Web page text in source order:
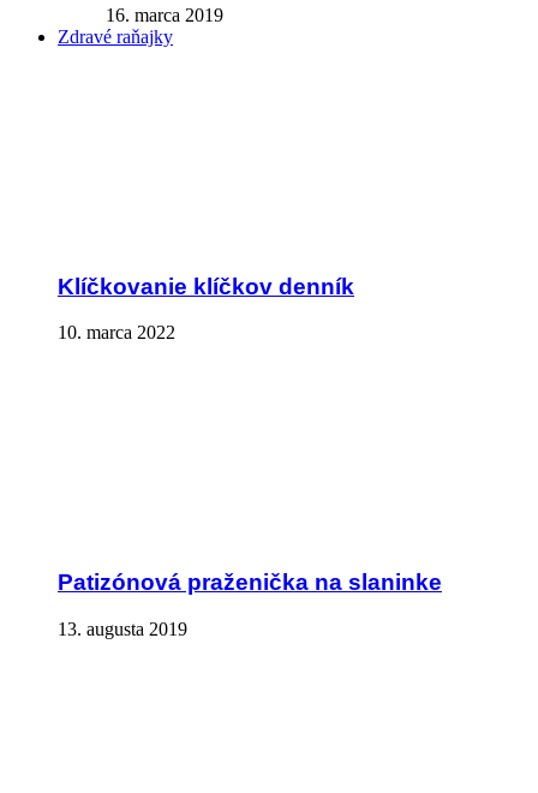
16. marca 2019
Zdravé raňajky
Klíčkovanie klíčkov denník
10. marca 2022
Patizónová praženička na slaninke
13. augusta 2019